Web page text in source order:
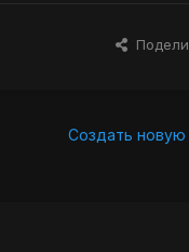
Создать